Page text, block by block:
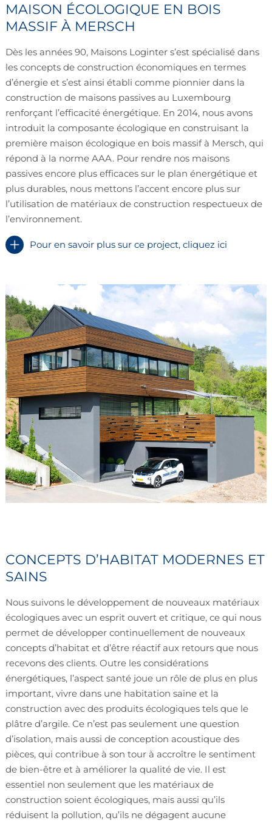
MAISON ÉCOLOGIQUE EN BOIS
MASSIF À MERSCH
Dès les années 90, Maisons Loginter s’est spécialisé dans
les concepts de construction économiques en termes
d’énergie et s’est ainsi établi comme pionnier dans la
construction de maisons passives au Luxembourg
renforçant l’efficacité énergétique. En 2014, nous avons
introduit la composante écologique en construisant la
première maison écologique en bois massif à Mersch, qui
répond à la norme AAA. Pour rendre nos maisons
passives encore plus efficaces sur le plan énergétique et
plus durables, nous mettons l’accent encore plus sur
l’utilisation de matériaux de construction respectueux de
l’environnement.
Pour en savoir plus sur ce project, cliquez ici
CONCEPTS D’HABITAT MODERNES ET
SAINS
Nous suivons le développement de nouveaux matériaux
écologiques avec un esprit ouvert et critique, ce qui nous
permet de développer continuellement de nouveaux
concepts d’habitat et d’être réactif aux retours que nous
recevons des clients. Outre les considérations
énergétiques, l’aspect santé joue un rôle de plus en plus
important, vivre dans une habitation saine et la
construction avec des produits écologiques tels que le
plâtre d’argile. Ce n’est pas seulement une question
d’isolation, mais aussi de conception acoustique des
pièces, qui contribue à son tour à accroître le sentiment
de bien-être et à améliorer la qualité de vie. Il est
essentiel non seulement que les matériaux de
construction soient écologiques, mais aussi qu’ils
réduisent la pollution, qu’ils ne dégagent aucune